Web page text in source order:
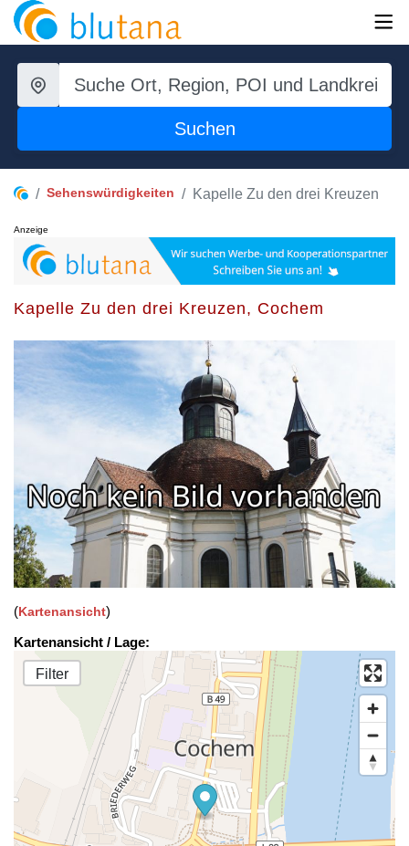
Suchen
Sehenswürdigkeiten Kapelle Zu den drei Kreuzen
Anzeige
Kapelle Zu den drei Kreuzen, Cochem
(Kartenansicht)
Kartenansicht / Lage:
Filter